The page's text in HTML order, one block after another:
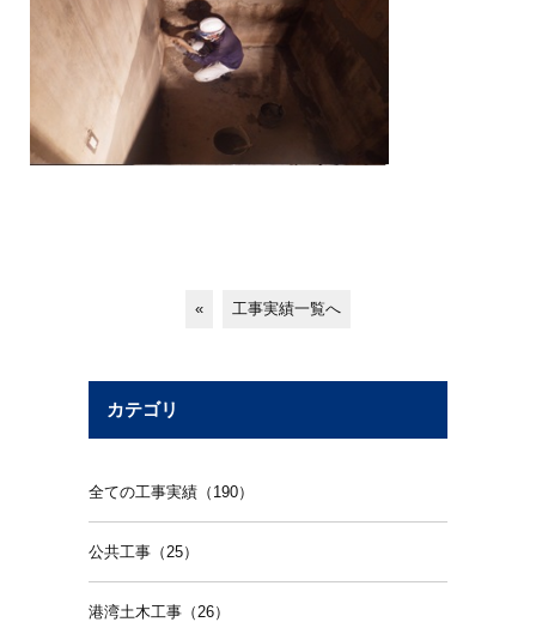
« 工事実績一覧へ
カテゴリ
全ての工事実績（190）
公共工事（25）
港湾土木工事（26）